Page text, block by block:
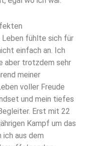
Leben fühlte sich für
einfach an. Ich
aber trotzdem sehr
meiner
voller Freude
und mein tiefes
Erst mit 22
Kampf um das
ich aus dem